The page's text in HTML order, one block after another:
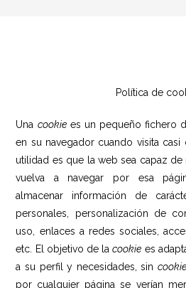
Política de
Una cookiees un pequeño fichero
en su navegador cuando visita casi
utilidad es que la web sea capaz
vuelva a navegar por esa
almacenar información de
personales, personalización de
uso, enlaces a redes sociales,
etc. El objetivo de lacookie es
a su perfil y necesidades, sin
por cualquier página se verían